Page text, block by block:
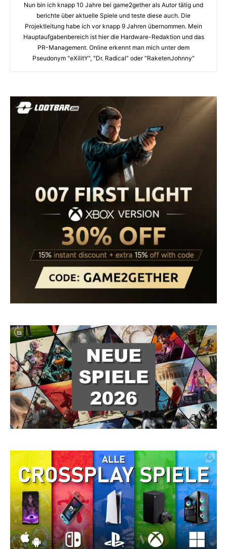
Nun bin ich knapp 10 Jahre bei game2gether als Autor tätig und
berichte über aktuelle Spiele und teste diese auch. Die
Projektleitung habe ich vor knapp 9 Jahren übernommen. Mein
Hauptaufgabenbereich ist hier die Hardware-Redaktion und das
PR-Management. Online erkennt man mich unter dem
Pseudonym "eXilitY", "Dr. Radical" oder "RaketenJohnny"